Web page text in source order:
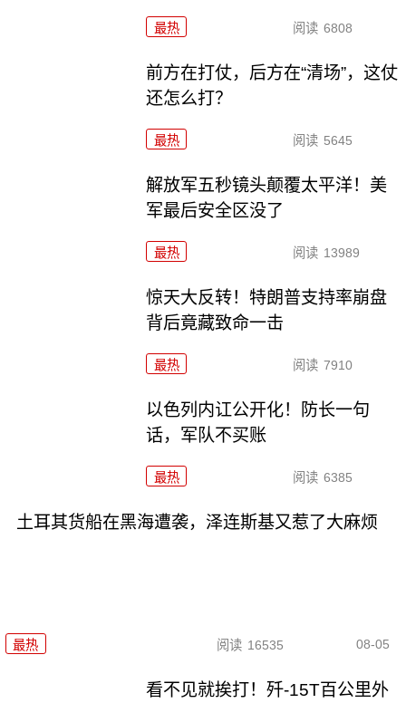
最热 阅读 6808
前方在打仗，后方在“清场”，这仗
还怎么打？
最热 阅读 5645
解放军五秒镜头颠覆太平洋！美
军最后安全区没了
最热 阅读 13989
惊天大反转！特朗普支持率崩盘
背后竟藏致命一击
最热 阅读 7910
以色列内讧公开化！防长一句
话，军队不买账
最热 阅读 6385
土耳其货船在黑海遭袭，泽连斯基又惹了大麻烦
最热 阅读 16535 08-05
看不见就挨打！歼-15T百公里外